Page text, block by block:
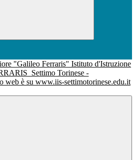
Istituto d'Istruzione
Settimo Torinese -
web è su www.iis-settimotorinese.edu.it